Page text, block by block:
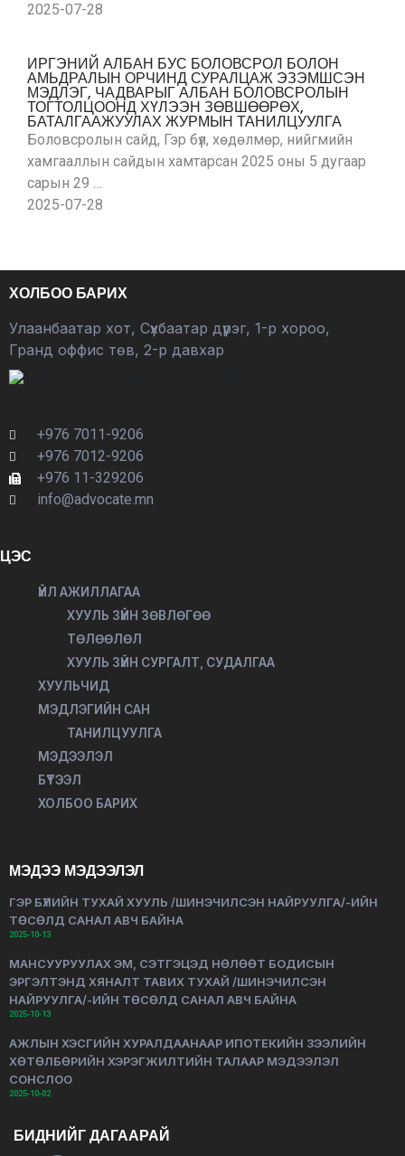
2025-07-28
ИРГЭНИЙ АЛБАН БУС БОЛОВСРОЛ БОЛОН
АМЬДРАЛЫН ОРЧИНД СУРАЛЦАЖ ЭЗЭМШСЭН
МЭДЛЭГ, ЧАДВАРЫГ АЛБАН БОЛОВСРОЛЫН
ТОГТОЛЦООНД ХҮЛЭЭН ЗӨВШӨӨРӨХ,
БАТАЛГААЖУУЛАХ ЖУРМЫН ТАНИЛЦУУЛГА
Боловсролын сайд, Гэр бүл, хөдөлмөр, нийгмийн
хамгааллын сайдын хамтарсан 2025 оны 5 дугаар
сарын 29 …
2025-07-28
ХОЛБОО БАРИХ
Улаанбаатар хот, Сүхбаатар дүүрэг, 1-р хороо,
Гранд оффис төв, 2-р давхар
+976 7011-9206
+976 7012-9206
+976 11-329206
info@advocate.mn
ЦЭС
ҮЙЛ АЖИЛЛАГАА
ХУУЛЬ ЗҮЙН ЗӨВЛӨГӨӨ
ТӨЛӨӨЛӨЛ
ХУУЛЬ ЗҮЙН СУРГАЛТ, СУДАЛГАА
ХУУЛЬЧИД
МЭДЛЭГИЙН САН
ТАНИЛЦУУЛГА
МЭДЭЭЛЭЛ
БҮТЭЭЛ
ХОЛБОО БАРИХ
МЭДЭЭ МЭДЭЭЛЭЛ
ГЭР БҮЛИЙН ТУХАЙ ХУУЛЬ /ШИНЭЧИЛСЭН НАЙРУУЛГА/-ИЙН
ТӨСӨЛД САНАЛ АВЧ БАЙНА
2025-10-13
МАНСУУРУУЛАХ ЭМ, СЭТГЭЦЭД НӨЛӨӨТ БОДИСЫН
ЭРГЭЛТЭНД ХЯНАЛТ ТАВИХ ТУХАЙ /ШИНЭЧИЛСЭН
НАЙРУУЛГА/-ИЙН ТӨСӨЛД САНАЛ АВЧ БАЙНА
2025-10-13
АЖЛЫН ХЭСГИЙН ХУРАЛДААНААР ИПОТЕКИЙН ЗЭЭЛИЙН
ХӨТӨЛБӨРИЙН ХЭРЭГЖИЛТИЙН ТАЛААР МЭДЭЭЛЭЛ
СОНСЛОО
2025-10-02
БИДНИЙГ ДАГААРАЙ